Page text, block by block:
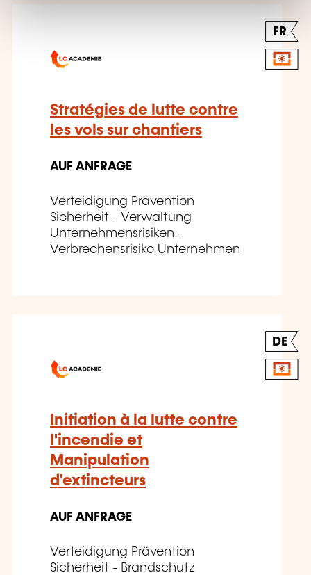
FR
Stratégies de lutte contre
les vols sur chantiers
AUF ANFRAGE
Verteidigung Prävention
Sicherheit - Verwaltung
Unternehmensrisiken -
Verbrechensrisiko Unternehmen
DE
Initiation à la lutte contre
l'incendie et
Manipulation
d'extincteurs
AUF ANFRAGE
Verteidigung Prävention
Sicherheit - Brandschutz